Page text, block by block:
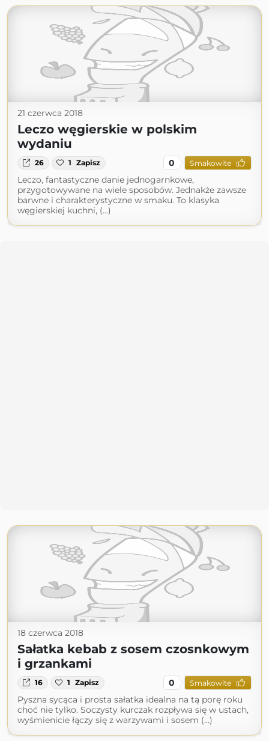
21 czerwca 2018
Leczo węgierskie w polskim
wydaniu
26 1 Zapisz 0 Smakowite
Leczo, fantastyczne danie jednogarnkowe,
przygotowywane na wiele sposobów. Jednakże zawsze
barwne i charakterystyczne w smaku. To klasyka
węgierskiej kuchni, (...)
18 czerwca 2018
Sałatka kebab z sosem czosnkowym
i grzankami
16 1 Zapisz 0 Smakowite
Pyszna sycąca i prosta sałatka idealna na tą porę roku
choć nie tylko. Soczysty kurczak rozpływa się w ustach,
wyśmienicie łączy się z warzywami i sosem (...)